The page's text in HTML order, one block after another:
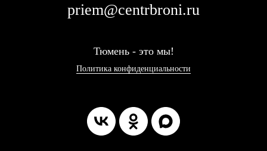
КУПИТЬ
КУПИТЬ
КУПИТЬ
КУПИТЬ
КУПИТЬ
КУПИТЬ
КУПИТЬ
КУПИТЬ
priem@centrbroni.ru
Тюмень - это мы!
Политика конфиденциальности